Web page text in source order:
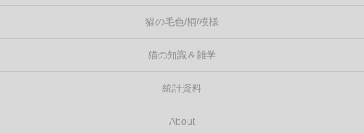
猫の毛色/柄/模様
猫の知識＆雑学
統計資料
About